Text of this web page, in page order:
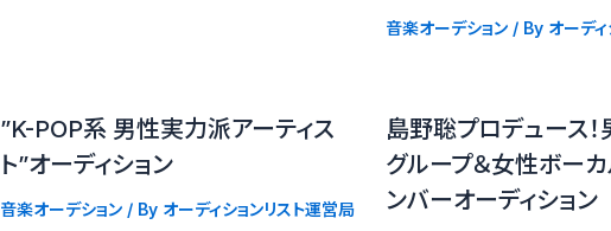
音楽オーデション/ By オーデ
”K-POP系 男性実力派アーティス
ト”オーディション
音楽オーデション/ By オーディションリスト運営局
島野聡プロデュース
グループ＆女性ボー
ンバーオーディション